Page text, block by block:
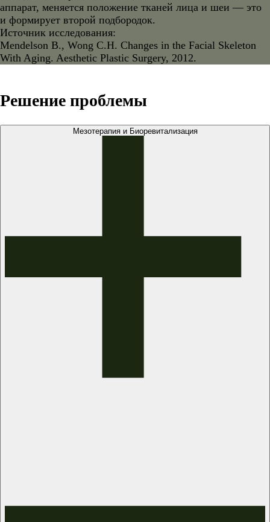
аппарат, меняется положение тканей лица и шеи — это
и формирует второй подбородок.
Источник исследования:
Mendelson B., Wong C.H. Changes in the Facial Skeleton
With Aging. Aesthetic Plastic Surgery, 2012.
Решение проблемы
Мезотерапия и Биоревитализация